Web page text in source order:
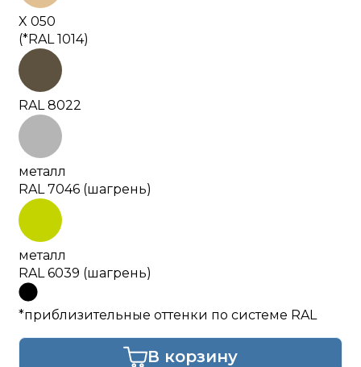
X 050
(*RAL 1014)
RAL 8022
металл
RAL 7046 (шагрень)
металл
RAL 6039 (шагрень)
*приблизительные оттенки по системе RAL
В корзину